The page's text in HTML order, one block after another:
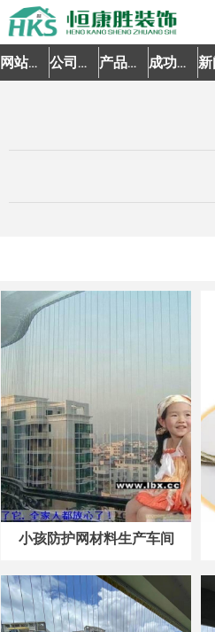
网站首页 公司简介 产品中心 成功案例
小孩防护网材料生产车间